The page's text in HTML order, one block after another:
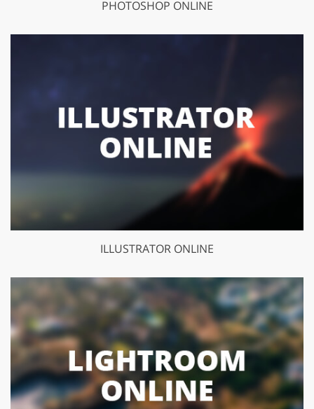
PHOTOSHOP ONLINE
ILLUSTRATOR ONLINE